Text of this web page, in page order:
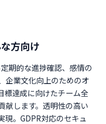
方向け
期的な進捗確認、感情の
企業文化向上のためのオ
標達成に向けたチーム全
献します。透明性の高い
現。GDPR対応のセキュ